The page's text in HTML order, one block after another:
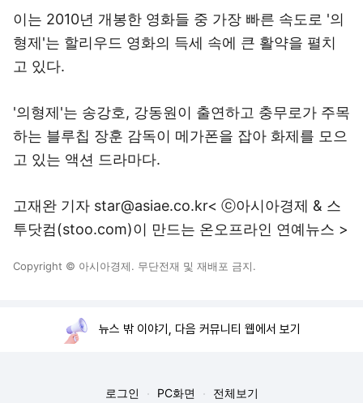
이는 2010년 개봉한 영화들 중 가장 빠른 속도로 '의
형제'는 할리우드 영화의 득세 속에 큰 활약을 펼치
고 있다.
'의형제'는 송강호, 강동원이 출연하고 충무로가 주목
하는 블루칩 장훈 감독이 메가폰을 잡아 화제를 모으
고 있는 액션 드라마다.
고재완 기자 star@asiae.co.kr< ⓒ아시아경제 & 스
투닷컴(stoo.com)이 만드는 온오프라인 연예뉴스 >
Copyright © 아시아경제. 무단전재 및 재배포 금지.
뉴스 밖 이야기, 다음 커뮤니티 웹에서 보기
로그인 PC화면 전체보기